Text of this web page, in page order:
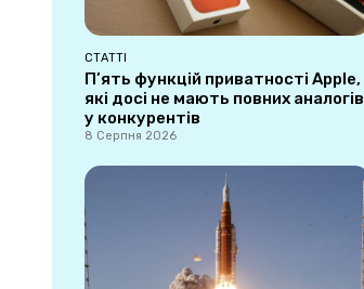
СТАТТІ
П’ять функцій приватності Apple,
які досі не мають повних аналогів
у конкурентів
8 Серпня 2026